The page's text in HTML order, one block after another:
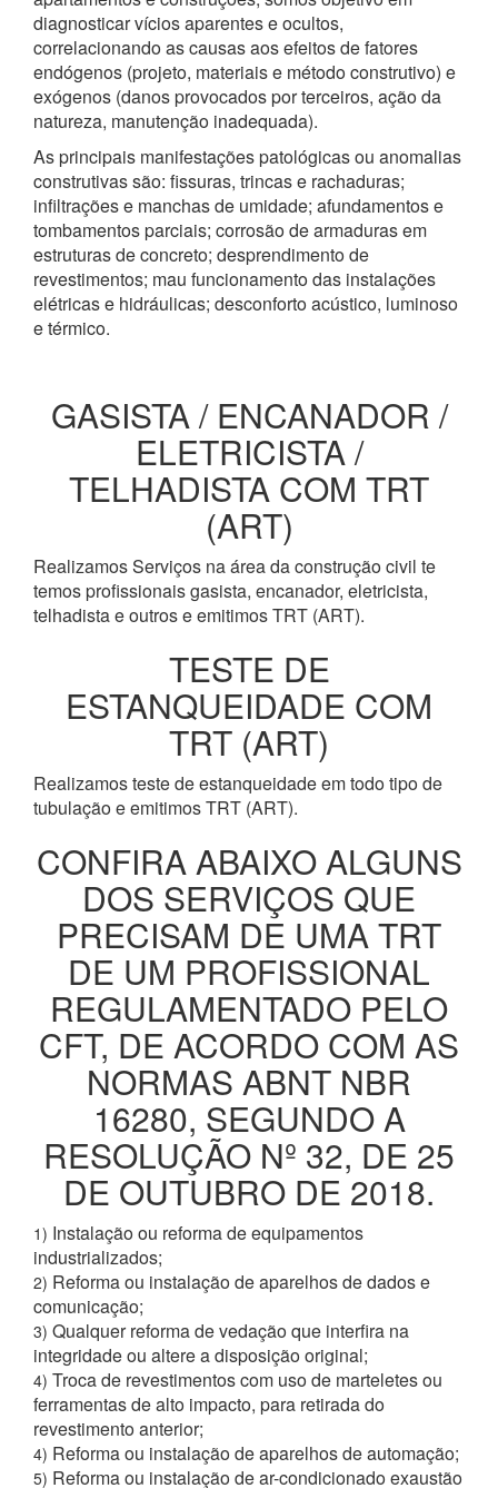
diagnosticar vícios aparentes e ocultos,
correlacionando as causas aos efeitos de fatores
endógenos (projeto, materiais e método construtivo) e
exógenos (danos provocados por terceiros, ação da
natureza, manutenção inadequada).
As principais manifestações patológicas ou anomalias
construtivas são: fissuras, trincas e rachaduras;
infiltrações e manchas de umidade; afundamentos e
tombamentos parciais; corrosão de armaduras em
estruturas de concreto; desprendimento de
revestimentos; mau funcionamento das instalações
elétricas e hidráulicas; desconforto acústico, luminoso
e térmico.
GASISTA / ENCANADOR /
ELETRICISTA /
TELHADISTA COM TRT
(ART)
Realizamos Serviços na área da construção civil te
temos profissionais gasista, encanador, eletricista,
telhadista e outros e emitimos TRT (ART).
TESTE DE
ESTANQUEIDADE COM
TRT (ART)
Realizamos teste de estanqueidade em todo tipo de
tubulação e emitimos TRT (ART).
CONFIRA ABAIXO ALGUNS
DOS SERVIÇOS QUE
PRECISAM DE UMA TRT
DE UM PROFISSIONAL
REGULAMENTADO PELO
CFT, DE ACORDO COM AS
NORMAS ABNT NBR
16280, SEGUNDO A
RESOLUÇÃO Nº 32, DE 25
DE OUTUBRO DE 2018.
1) Instalação ou reforma de equipamentos
industrializados;
2) Reforma ou instalação de aparelhos de dados e
comunicação;
3) Qualquer reforma de vedação que interfira na
integridade ou altere a disposição original;
4) Troca de revestimentos com uso de marteletes ou
ferramentas de alto impacto, para retirada do
revestimento anterior;
4) Reforma ou instalação de aparelhos de automação;
5) Reforma ou instalação de ar-condicionado exaustão